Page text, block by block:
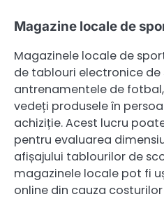
Magazine locale de
Magazinele locale de
de tablouri electronice de
antrenamentele de
vedeți produsele în
achiziție. Acest lucru
pentru evaluarea
afișajului tablourilor de
magazinele locale pot fi
online din cauza